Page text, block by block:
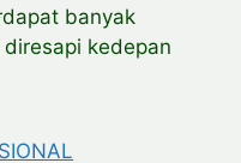
banyak
kedepan